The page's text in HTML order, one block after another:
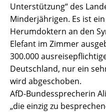
Unterstützung“ des
Minderjährigen. Es ist
Herumdoktern an den
Elefant im Zimmer
300.000
Deutschland, nur ein
wird abgeschoben.
AfD-Bundessprecherin
„die einzig zu